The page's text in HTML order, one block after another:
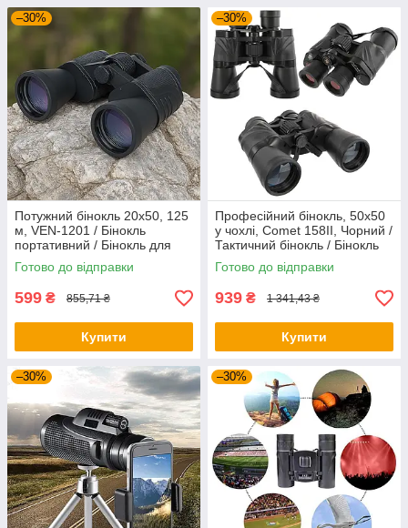
–30%
Потужний бінокль 20x50, 125
м, VEN-1201 / Бінокль
портативний / Бінокль для
спостереження / Туристичний
бінокль
Готово до відправки
599 ₴ 855,71 ₴
Купити
–30%
Професійний бінокль, 50x50
у чохлі, Comet 158II, Чорний /
Тактичний бінокль / Бінокль
для риболовлі
Готово до відправки
939 ₴ 1 341,43 ₴
Купити
–30% –30%